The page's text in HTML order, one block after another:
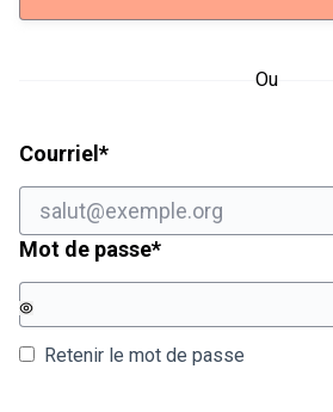
Ou
Courriel *Champ obligatoire
Mot de passe*Champ obligatoire
Retenir le mot de passe